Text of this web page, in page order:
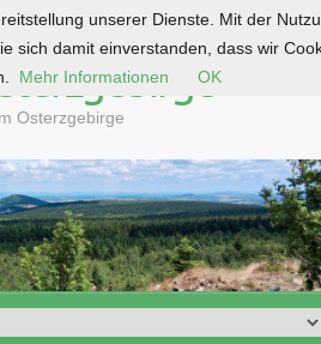
Osterzgebirge
unserer Dienste. Mit der
sich damit einverstanden, dass wir
Mehr Informationen OK